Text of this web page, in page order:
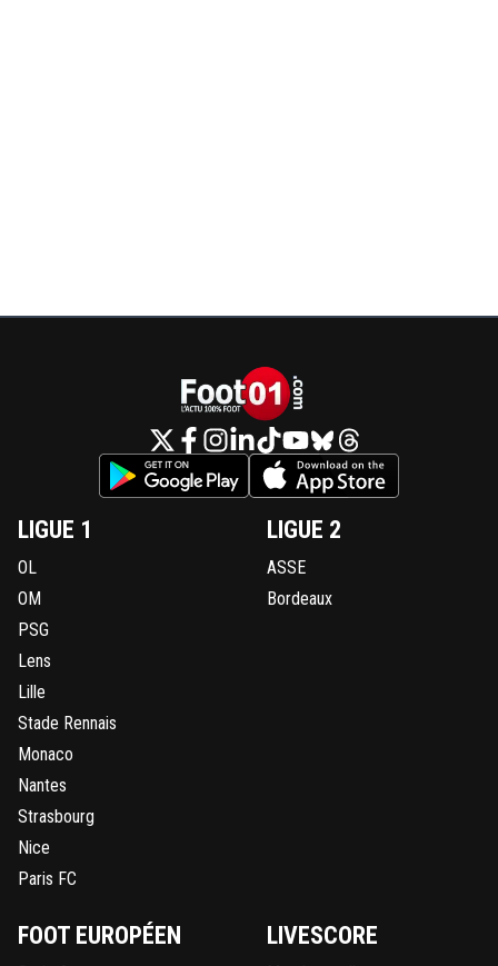
LIGUE 1
OL
OM
PSG
Lens
Lille
Stade Rennais
Monaco
Nantes
Strasbourg
Nice
Paris FC
LIGUE 2
ASSE
Bordeaux
FOOT EUROPÉEN LIVESCORE